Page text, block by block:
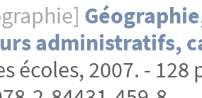
administratifs,
écoles, 2007. - 128